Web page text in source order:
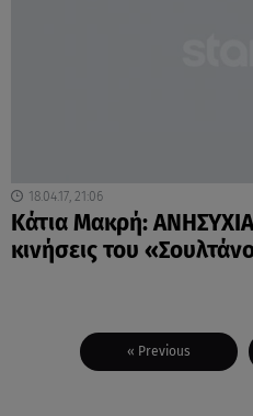
18.04.17, 21:06
Κάτια Μακρή:
κινήσεις του
« Previous